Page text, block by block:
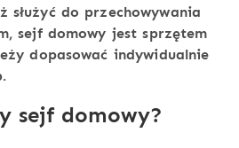
służyć do przechowywania
sejf domowy jest sprzętem
dopasować indywidualnie
sejf domowy?